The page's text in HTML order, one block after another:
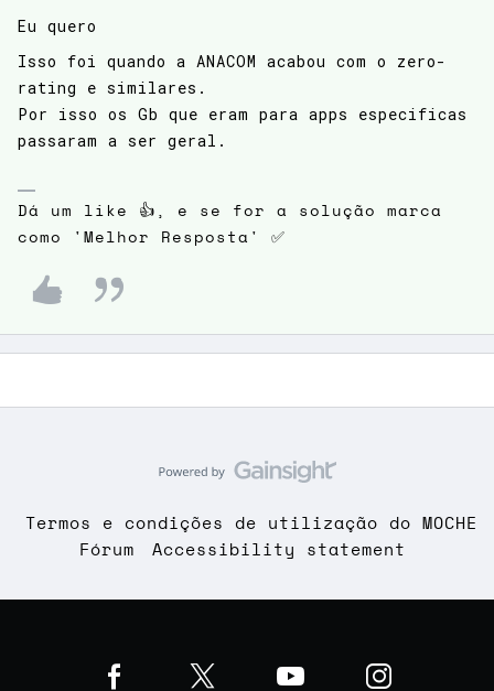
Eu quero
Isso foi quando a ANACOM acabou com o zero-
rating e similares.
Por isso os Gb que eram para apps especificas
passaram a ser geral.
Dá um like 👍, e se for a solução marca
como 'Melhor Resposta' ✅
Termos e condições de utilização do MOCHE
Fórum
Accessibility statement